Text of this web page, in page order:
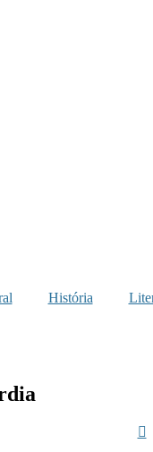
História